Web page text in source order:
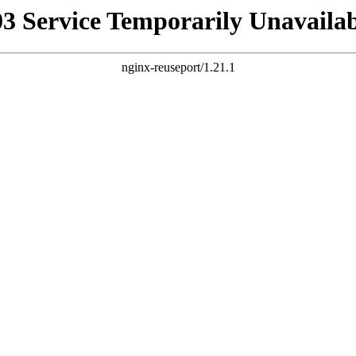
Service Temporarily
nginx-reuseport/1.21.1